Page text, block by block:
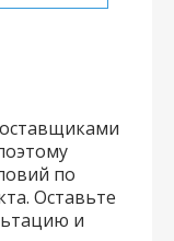
по
Оставьте
и